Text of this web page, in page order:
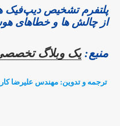
پلتفرم تشخیص دیپ‌فیک
از چالش ها و خطاهای
منبع: یک وبلاگ
ترجمه و تدوین: مهندس علیرضا